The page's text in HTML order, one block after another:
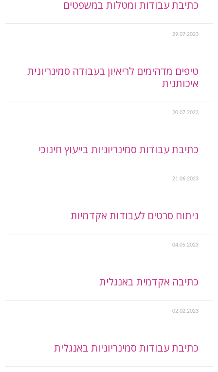
כתיבת עבודות ומטלות במשפטים
29.07.2023
טיפים מדהימים לריאיון בעבודה סמינריונית
איכותנית
20.07.2023
כתיבת עבודות סמינריוניות בייעוץ חינוכי
21.06.2023
ניתוח סרטים לעבודות אקדמיות
04.05.2023
כתיבה אקדמית באנגלית
02.02.2023
כתיבת עבודות סמינריוניות באנגלית